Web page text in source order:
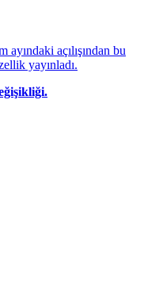
açılışından bu
yayınladı.